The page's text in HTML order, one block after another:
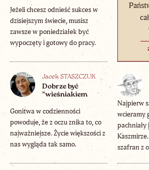
Jeżeli chcesz odnieść sukces w
dzisiejszym świecie, musisz
zawsze w poniedziałek być
wypoczęty i gotowy do pracy.
Jacek STASZCZUK
Dobrze być
"wieśniakiem
Gonitwa w codzienności
powoduje, że z oczu znika to, co
najważniejsze. Życie większości z
nas wygląda tak samo.
Najpierw
wcieramy
pachniały
szafran z